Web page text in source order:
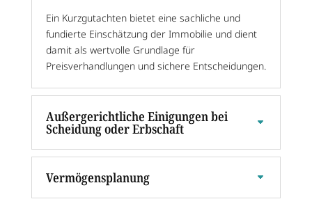
Ein Kurzgutachten bietet eine sachliche und
fundierte Einschätzung der Immobilie und dient
damit als wertvolle Grundlage für
Preisverhandlungen und sichere Entscheidungen.
Außergerichtliche Einigungen bei
Scheidung oder Erbschaft
Vermögensplanung